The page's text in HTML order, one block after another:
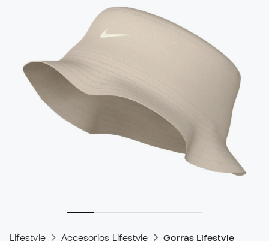
Lifestyle Accesorios Lifestyle Gorras Lifestyle